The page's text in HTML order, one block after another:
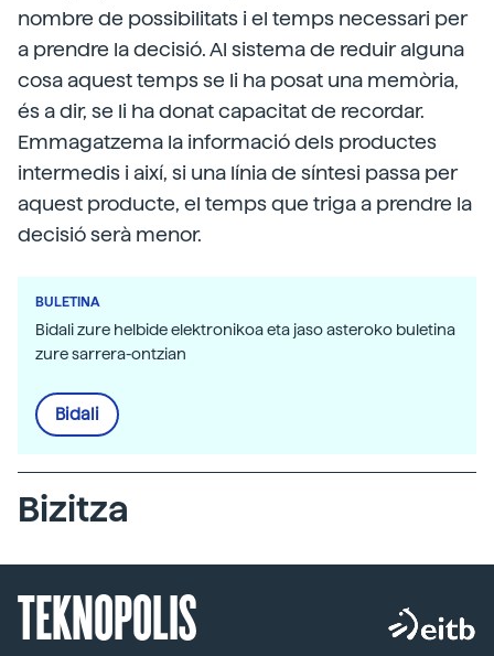
nombre de possibilitats i el temps necessari per
a prendre la decisió. Al sistema de reduir alguna
cosa aquest temps se li ha posat una memòria,
és a dir, se li ha donat capacitat de recordar.
Emmagatzema la informació dels productes
intermedis i així, si una línia de síntesi passa per
aquest producte, el temps que triga a prendre la
decisió serà menor.
BULETINA
Bidali zure helbide elektronikoa eta jaso asteroko buletina
zure sarrera-ontzian
Bidali
Bizitza
TEKNOPOLIS